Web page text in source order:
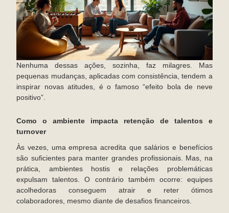
Nenhuma dessas ações, sozinha, faz milagres. Mas
pequenas mudanças, aplicadas com consistência, tendem a
inspirar novas atitudes, é o famoso “efeito bola de neve
positivo”.
Como o ambiente impacta retenção de talentos e
turnover
Às vezes, uma empresa acredita que salários e benefícios
são suficientes para manter grandes profissionais. Mas, na
prática, ambientes hostis e relações problemáticas
expulsam talentos. O contrário também ocorre: equipes
acolhedoras conseguem atrair e reter ótimos
colaboradores, mesmo diante de desafios financeiros.